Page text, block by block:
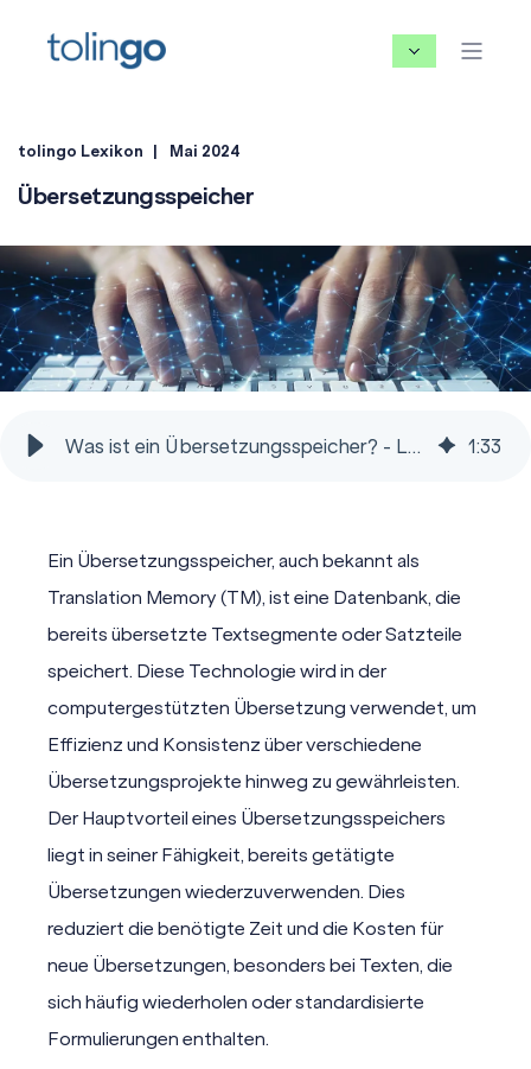
tolingo Lexikon Mai 2024
Übersetzungsspeicher
Was ist ein Übersetzungsspeicher? - Lexikon für Übersetzungen 1:33
Ein Übersetzungsspeicher, auch bekannt als
Translation Memory (TM), ist eine Datenbank, die
bereits übersetzte Textsegmente oder Satzteile
speichert. Diese Technologie wird in der
computergestützten Übersetzung verwendet, um
Effizienz und Konsistenz über verschiedene
Übersetzungsprojekte hinweg zu gewährleisten.
Der Hauptvorteil eines Übersetzungsspeichers
liegt in seiner Fähigkeit, bereits getätigte
Übersetzungen wiederzuverwenden. Dies
reduziert die benötigte Zeit und die Kosten für
neue Übersetzungen, besonders bei Texten, die
sich häufig wiederholen oder standardisierte
Formulierungen enthalten.